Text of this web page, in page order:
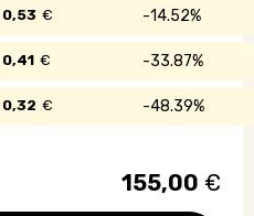
14.52%
0,53 €
33.87%
0,41 €
48.39%
0,32 €
155,00 €